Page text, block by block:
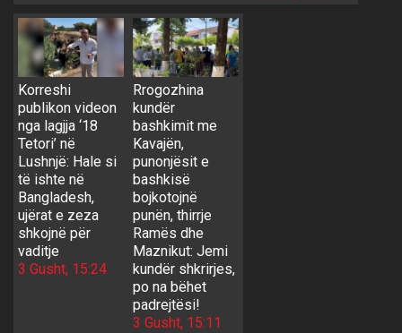
Korreshi
publikon videon
nga lagjja ‘18
Tetori’ në
Lushnjë: Hale si
të ishte në
Bangladesh,
ujërat e zeza
shkojnë për
vaditje
3 Gusht, 15:24
Rrogozhina
kundër
bashkimit me
Kavajën,
punonjësit e
bashkisë
bojkotojnë
punën, thirrje
Ramës dhe
Maznikut: Jemi
kundër shkrirjes,
po na bëhet
padrejtësi!
3 Gusht, 15:11